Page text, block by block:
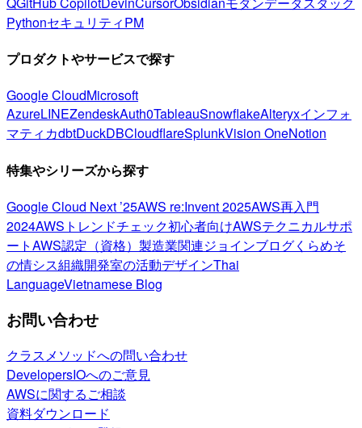
PythonセキュリティPM
プロダクトやサービスで探す
Google CloudMicrosoft
AzureLINEZendeskAuth0TableauSnowflakeAlteryxインフォ
マティカdbtDuckDBCloudflareSplunkVision OneNotion
特集やシリーズから探す
Google Cloud Next ’25AWS re:Invent 2025AWS再入門
2024AWSトレンドチェック初心者向けAWSテクニカルサポ
ートAWS認定（資格） 製造業関連ジョインブログくらめそ
の情シス組織開発室の活動デザインThai
LanguageVietnamese Blog
お問い合わせ
クラスメソッドへの問い合わせ
DevelopersIOへのご意見
AWSに関するご相談
資料ダウンロード